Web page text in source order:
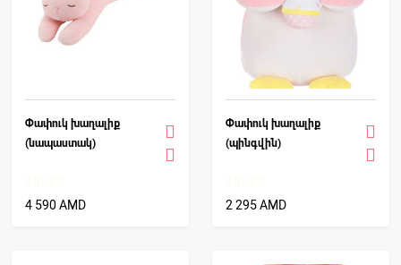
Փափուկ խաղալիք
(նապաստակ)
4 590 AMD
Փափուկ խաղալիք
(պինգվին)
2 295 AMD